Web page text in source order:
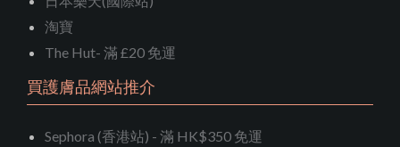
淘寶
The Hut- 滿 £20 免運
買護膚品網站推介
Sephora (香港站) - 滿 HK$350 免運